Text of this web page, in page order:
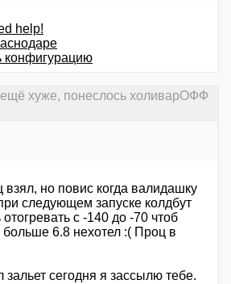
help!
конфигурацию
ещё хуже, понеслось холиварОФФ
взял, но повис когда валидашку
следующем запуске колдбут
с -140 до -70 чтоб
больше 6.8 нехотел :( Проц в
сегодня я зассылю тебе.